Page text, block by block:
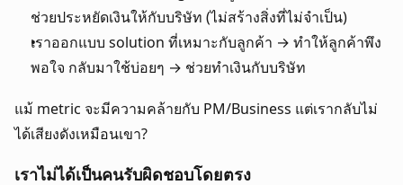
ช่วยประหยัดเงินให้กับบริษัท (ไม่สร้างสิ่งที่ไม่จำเป็น)
เราออกแบบ solution ที่เหมาะกับลูกค้า → ทำให้ลูกค้าพึง
พอใจ กลับมาใช้บ่อยๆ → ช่วยทำเงินกับบริษัท
แม้ metric จะมีความคล้ายกับ PM/Business แต่เรากลับไม่
ได้เสียงดังเหมือนเขา?
เราไม่ได้เป็นคนรับผิดชอบโดยตรง